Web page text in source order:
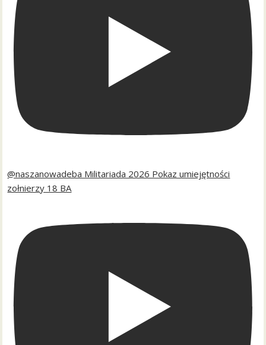
@naszanowadeba Militariada 2026 Pokaz umiejętności
zołnierzy 18 BA